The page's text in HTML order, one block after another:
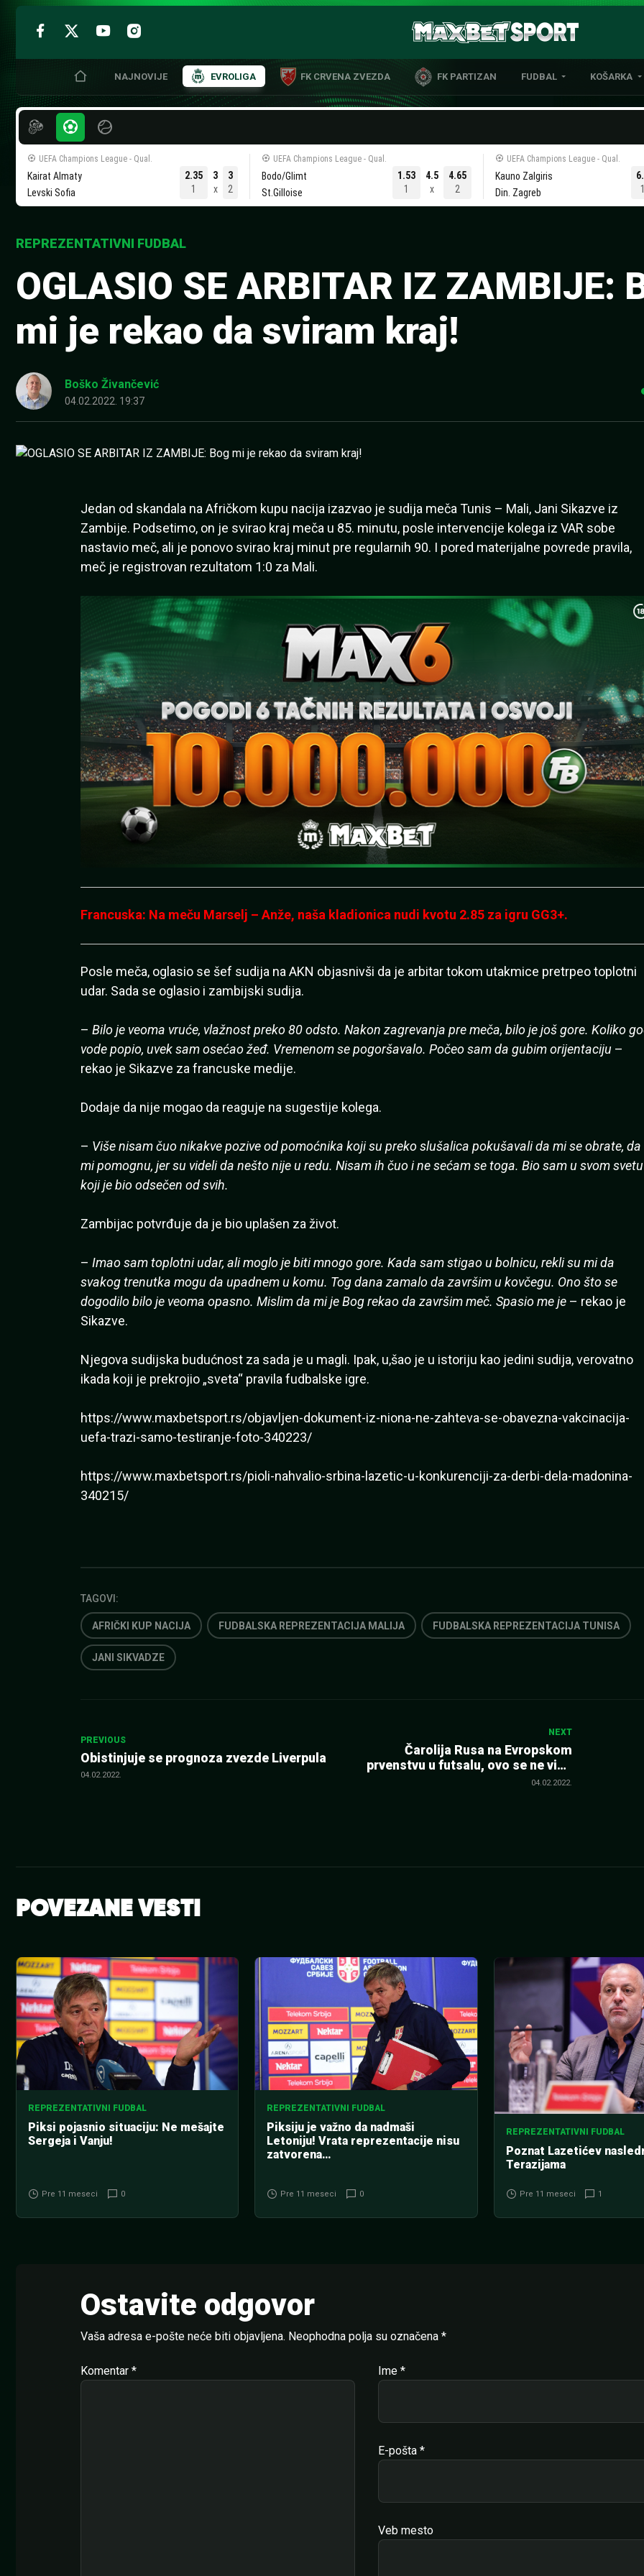
Skip
content
NAJNOVIJE EVROLIGA FK CRVENA ZVEZDA FK PARTIZAN
FUDBAL
DOMAĆI FUDBAL
EVROPSKA TAKMIČENJA
OSTALE LIGE
REPREZENTATIVNI FUDBAL
KOŠARKA
EVROLIGA
NBA LIGA
UEFA Champions League - Qual.
Kairat Almaty
Levski Sofia
2.35
1
3
x
3
2
UEFA Champions League - Qual.
Bodo/Glimt
St.Gilloise
1.53
1
4.5
x
4.65
2
UEFA Champions League - Qual.
Kauno Zalgiris
Din. Zagreb
REPREZENTATIVNI FUDBAL
OGLASIO SE ARBITAR IZ ZAMBIJE:
mi je rekao da sviram kraj!
Boško Živančević
04.02.2022. 19:37
Jedan od skandala na Afričkom kupu nacija izazvao je sudija meča Tunis – Mali, Jani Sikazve iz
Zambije. Podsetimo, on je svirao kraj meča u 85. minutu, posle intervencije kolega iz VAR sobe
nastavio meč, ali je ponovo svirao kraj minut pre regularnih 90. I pored materijalne povrede pravila,
meč je registrovan rezultatom 1:0 za Mali.
Francuska: Na meču Marselj – Anže, naša kladionica nudi kvotu 2.85 za igru GG3+.
Posle meča, oglasio se šef sudija na AKN objasnivši da je arbitar tokom utakmice pretrpeo toplotni
udar. Sada se oglasio i zambijski sudija.
– Bilo je veoma vruće, vlažnost preko 80 odsto. Nakon zagrevanja pre meča, bilo je još gore. Koliko
vode popio, uvek sam osećao žeđ. Vremenom se pogoršavalo. Počeo sam da gubim orijentaciju –
rekao je Sikazve za francuske medije.
Dodaje da nije mogao da reaguje na sugestije kolega.
– Više nisam čuo nikakve pozive od pomoćnika koji su preko slušalica pokušavali da mi se obrate, da
mi pomognu, jer su videli da nešto nije u redu. Nisam ih čuo i ne sećam se toga. Bio sam u svom svetu
koji je bio odsečen od svih.
Zambijac potvrđuje da je bio uplašen za život.
– Imao sam toplotni udar, ali moglo je biti mnogo gore. Kada sam stigao u bolnicu, rekli su mi da
svakog trenutka mogu da upadnem u komu. Tog dana zamalo da završim u kovčegu. Ono što se
dogodilo bilo je veoma opasno. Mislim da mi je Bog rekao da završim meč. Spasio me je– rekao je
Sikazve.
Njegova sudijska budućnost za sada je u magli. Ipak, u,šao je u istoriju kao jedini sudija, verovatno
ikada koji je prekrojio „sveta“ pravila fudbalske igre.
https://www.maxbetsport.rs/objavljen-dokument-iz-niona-ne-zahteva-se-obavezna-vakcinacija-
uefa-trazi-samo-testiranje-foto-340223/
https://www.maxbetsport.rs/pioli-nahvalio-srbina-lazetic-u-konkurenciji-za-derbi-dela-madonina-
340215/
TAGOVI:
AFRIČKI KUP NACIJA FUDBALSKA REPREZENTACIJA MALIJA FUDBALSKA REPREZENTACIJA TUNISA
JANI SIKVADZE
Kretanje
članka
PREVIOUS
Obistinjuje se prognoza zvezde Liverpula
04.02.2022.
NEXT
Čarolija Rusa na Evropskom
prvenstvu u futsalu, ovo se ne viđa
svakog dana (VIDEO)
04.02.2022.
POVEZANE VESTI
REPREZENTATIVNI FUDBAL
Piksi pojasnio situaciju: Ne mešajte
Sergeja i Vanju!
Pre 11 meseci 0
REPREZENTATIVNI FUDBAL
Piksiju je važno da nadmaši
Letoniju! Vrata reprezentacije nisu
zatvorena…
Pre 11 meseci 0
REPREZENTATIVNI FUDBAL
Poznat Lazetićev
Terazijama
Pre 11 meseci 1
Ostavite odgovor
Vaša adresa e-pošte neće biti objavljena. Neophodna polja su označena *
Komentar * Ime *
E-pošta *
Veb mesto